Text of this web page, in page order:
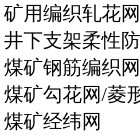
矿用编织轧花
井下支架柔性
煤矿钢筋编织
煤矿勾花网/菱
煤矿经纬网